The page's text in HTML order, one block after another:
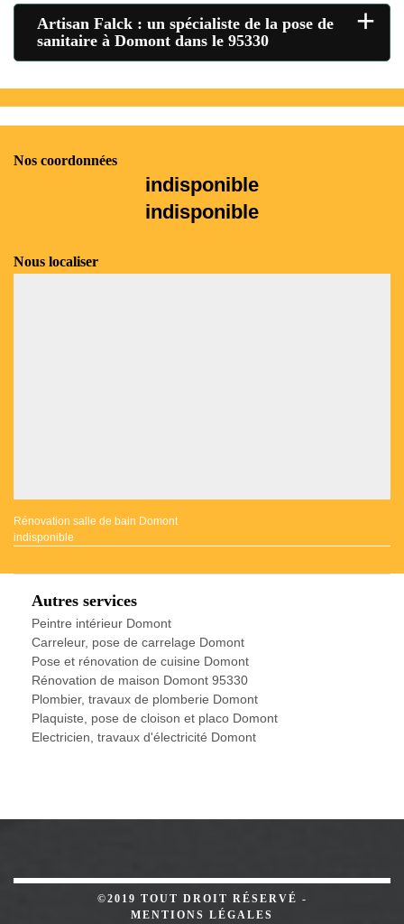
Artisan Falck : un spécialiste de la pose de
sanitaire à Domont dans le 95330
+
Nos coordonnées
indisponible
indisponible
Nous localiser
Rénovation salle de bain Domont
indisponible
Autres services
Peintre intérieur Domont
Carreleur, pose de carrelage Domont
Pose et rénovation de cuisine Domont
Rénovation de maison Domont 95330
Plombier, travaux de plomberie Domont
Plaquiste, pose de cloison et placo Domont
Electricien, travaux d'électricité Domont
©2019 TOUT DROIT RÉSERVÉ -
MENTIONS LÉGALES